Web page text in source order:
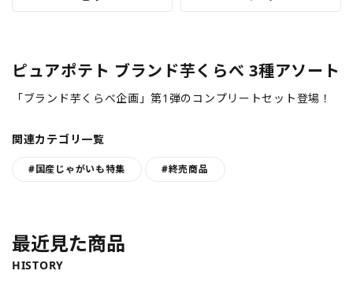
ピュアポテト ブランド芋くらべ 3種アソート
「ブランド芋くらべ企画」第1弾のコンプリートセット登場！
関連カテゴリ一覧
#国産じゃがいも特集 #終売商品
最近見た商品
HISTORY